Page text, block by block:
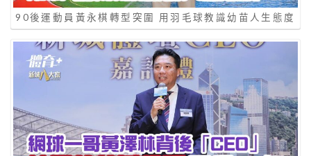
90後運動員黃永棋轉型突圍 用羽毛球教識幼苗人生態度